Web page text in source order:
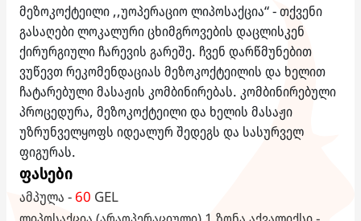
მეზოკოქტეილი ,,უოპერაციო ლიპოსაქცია“ - თქვენი
გასაღები ლოკალური ცხიმგროვების დაცლისკენ
ქირურგიული ჩარევის გარეშე. ჩვენ დარწმუნებით
ვუწევთ რეკომენდაციას მეზოკოქტეილის და ხელით
ჩატარებული მასაჟის კომბინირებას. კომბინირებული
პროცედურა, მეზოკოქტეილი და ხელის მასაჟი
უზრუნველყოფს იდეალურ შედეგს და სასურველ
ფიგურას.
ფასები
ამპულა - 60 GEL